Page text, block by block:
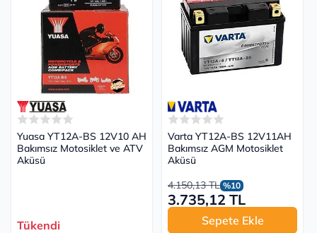
Yuasa YT12A-BS 12V10 AH
Bakımsız Motosiklet ve ATV
Aküsü
Tükendi
Varta YT12A-BS 12V11AH
Bakımsız AGM Motosiklet
Aküsü
4.150,13 TL %10
3.735,12 TL
Sepete Ekle